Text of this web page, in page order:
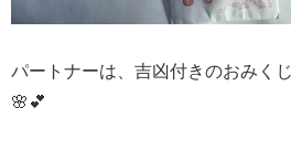
パートナーは、吉凶付きのおみく
🌸💕